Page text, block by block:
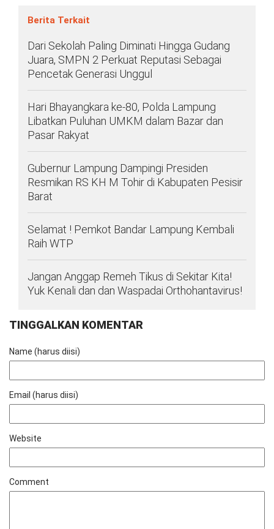
Berita Terkait
Dari Sekolah Paling Diminati Hingga Gudang
Juara, SMPN 2 Perkuat Reputasi Sebagai
Pencetak Generasi Unggul
Hari Bhayangkara ke-80, Polda Lampung
Libatkan Puluhan UMKM dalam Bazar dan
Pasar Rakyat
Gubernur Lampung Dampingi Presiden
Resmikan RS KH M Tohir di Kabupaten Pesisir
Barat
Selamat ! Pemkot Bandar Lampung Kembali
Raih WTP
Jangan Anggap Remeh Tikus di Sekitar Kita!
Yuk Kenali dan dan Waspadai Orthohantavirus!
TINGGALKAN KOMENTAR
Name (harus diisi)
Email (harus diisi)
Website
Comment